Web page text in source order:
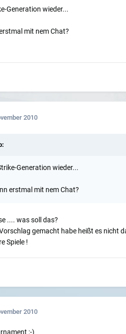
Generation wieder...
mit nem Chat?
2010
Generation wieder...
erstmal mit nem Chat?
.... was soll das?
gemacht habe heißt es nicht
Spiele !
2010
;-)